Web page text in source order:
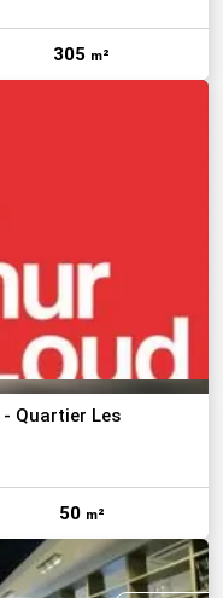
305 m²
Quartier Les
50 m²